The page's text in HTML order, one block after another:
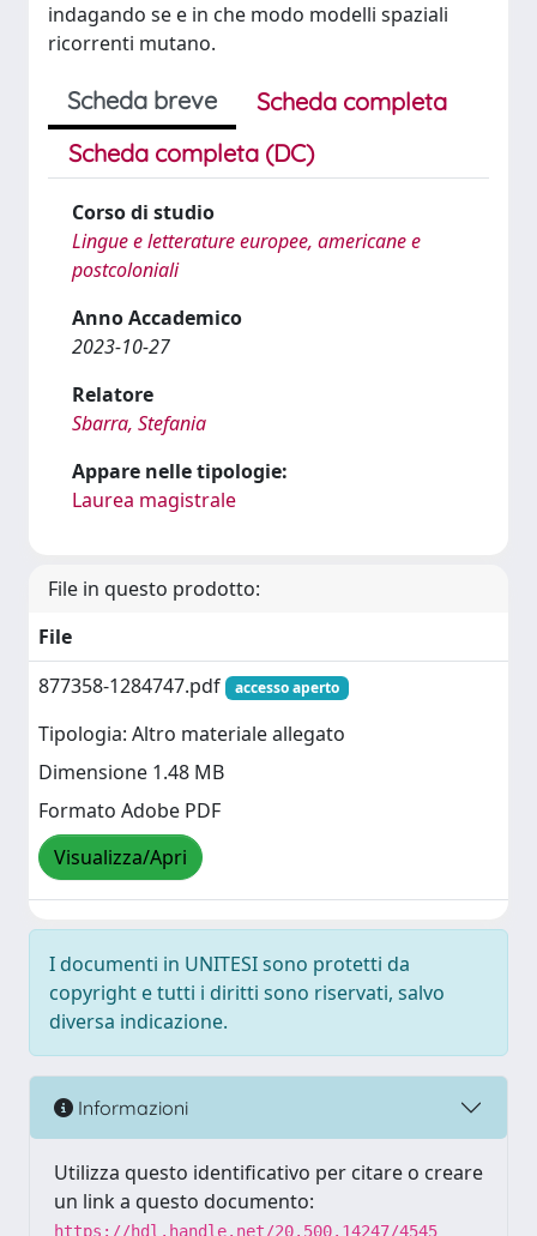
indagando se e in che modo modelli spaziali
ricorrenti mutano.
Scheda breve
Scheda completa
Scheda completa (DC)
Corso di studio
Lingue e letterature europee, americane e
postcoloniali
Anno Accademico
2023-10-27
Relatore
Sbarra, Stefania
Appare nelle tipologie:
Laurea magistrale
File in questo prodotto:
File
877358-1284747.pdf
accesso aperto
Tipologia: Altro materiale allegato
Dimensione 1.48 MB
Formato Adobe PDF
Visualizza/Apri
I documenti in UNITESI sono protetti da
copyright e tutti i diritti sono riservati, salvo
diversa indicazione.
Informazioni
Utilizza questo identificativo per citare o creare
un link a questo documento:
https://hdl.handle.net/20.500.14247/4545